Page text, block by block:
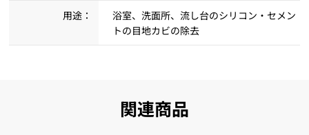
プロに頼むより安く効果を実感できたので、毎
年プロにお風呂掃除を頼んでいましたが自分で
やってみようと思います！
用途：
浴室、洗面所、流し台のシリコン・セメン
トの目地カビの除去
関連商品